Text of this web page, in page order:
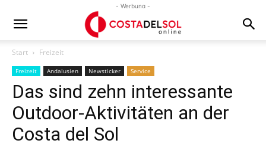
- Werbung -
Start Freizeit
Freizeit Andalusien Newsticker Service
Das sind zehn interessante
Outdoor-Aktivitäten an der
Costa del Sol